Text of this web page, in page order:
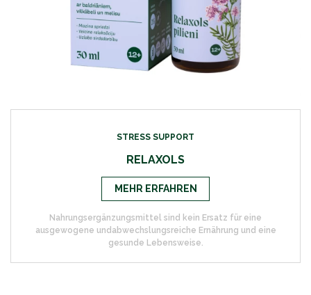
STRESS SUPPORT
RELAXOLS
MEHR ERFAHREN
Nahrungsergänzungsmittel sind kein Ersatz für eine
ausgewogene undabwechslungsreiche Ernährung und eine
gesunde Lebensweise.